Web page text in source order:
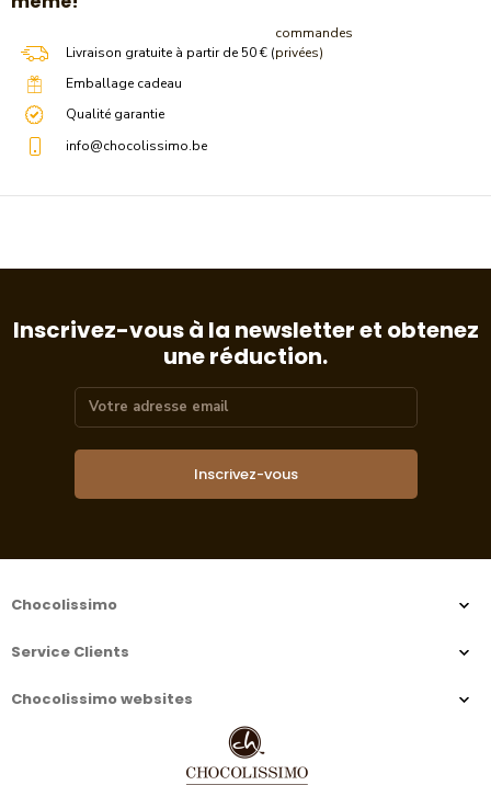
Livraison gratuite à partir de 50 € (
commandes
privées)
Emballage cadeau
Qualité garantie
info@chocolissimo.be
Inscrivez-vous à la newsletter et obtenez
une réduction.
Inscrivez-vous
Chocolissimo
Service Clients
Chocolissimo websites